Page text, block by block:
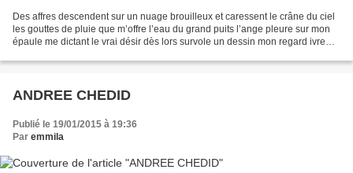
Des affres descendent sur un nuage brouilleux et caressent le crâne du ciel
les gouttes de pluie que m’offre l’eau du grand puits l’ange pleure sur mon
épaule me dictant le vrai désir dès lors survole un dessin mon regard ivre
ANDREE CHEDID
Publié le 19/01/2015 à 19:36
Par emmila